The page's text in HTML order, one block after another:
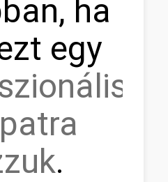
ha
egy
.